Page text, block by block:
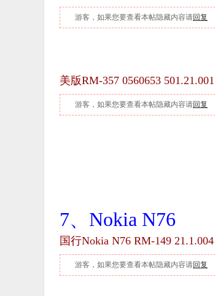
游客，如果您要查看本帖隐藏内容请回复
美版RM-357 0560653 501.21.001
游客，如果您要查看本帖隐藏内容请回复
7、Nokia N76
国行Nokia N76 RM-149 21.1.004
游客，如果您要查看本帖隐藏内容请回复